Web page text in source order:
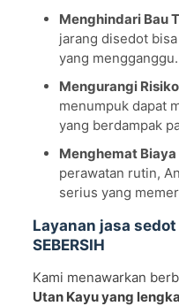
Menghindari Bau
jarang disedot
yang mengganggu.
Mengurangi
menumpuk dapat
yang berdampak
Menghemat
perawatan rutin,
serius yang
Layanan jasa
SEBERSIH
Kami menawarkan
Utan Kayu yang